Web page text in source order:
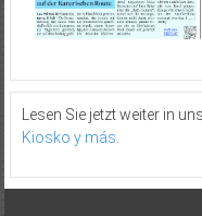
Lesen Sie jetzt weiter in
Kiosko y más.